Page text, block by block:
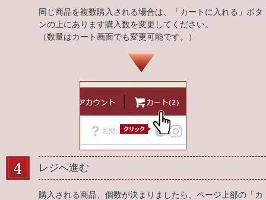
同じ商品を複数購入される場合は、「カートに入れる」ボタ
ンの上にあります購入数を変更してください。
（数量はカート画面でも変更可能です。）
レジへ進む
購入される商品、個数が決まりましたら、ページ上部の「カ